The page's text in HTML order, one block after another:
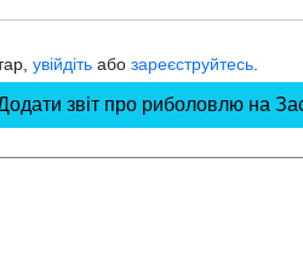
увійдіть або зареєструйтесь
звіт про риболовлю на